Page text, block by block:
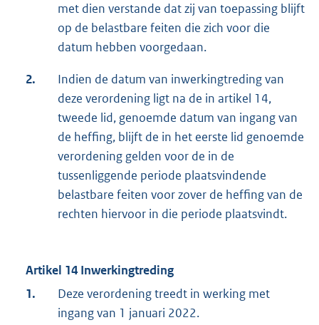
met dien verstande dat zij van toepassing blijft
op de belastbare feiten die zich voor die
datum hebben voorgedaan.
2.
Indien de datum van inwerkingtreding van
deze verordening ligt na de in artikel 14,
tweede lid, genoemde datum van ingang van
de heffing, blijft de in het eerste lid genoemde
verordening gelden voor de in de
tussenliggende periode plaatsvindende
belastbare feiten voor zover de heffing van de
rechten hiervoor in die periode plaatsvindt.
Artikel 14 Inwerkingtreding
1.
Deze verordening treedt in werking met
ingang van 1 januari 2022.